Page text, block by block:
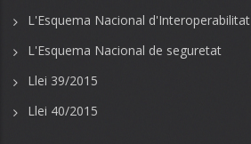
L'Esquema Nacional d'Interoperabilitat
L'Esquema Nacional de seguretat
Llei 39/2015
Llei 40/2015